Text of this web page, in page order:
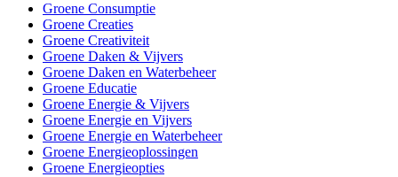
Groene Consumptie
Groene Creaties
Groene Creativiteit
Groene Daken & Vijvers
Groene Daken en Waterbeheer
Groene Educatie
Groene Energie & Vijvers
Groene Energie en Vijvers
Groene Energie en Waterbeheer
Groene Energieoplossingen
Groene Energieopties